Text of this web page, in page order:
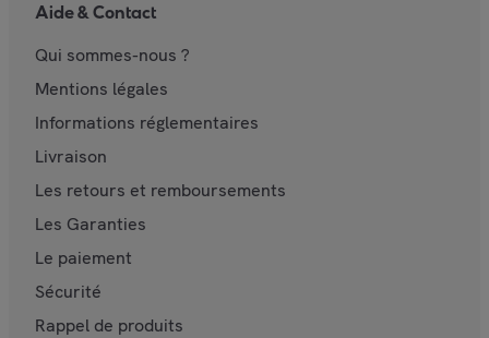
Aide & Contact
Qui sommes-nous ?
Mentions légales
Informations réglementaires
Livraison
Les retours et remboursements
Les Garanties
Le paiement
Sécurité
Rappel de produits